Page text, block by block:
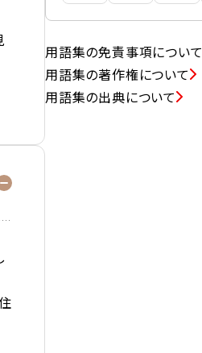
用語集の免責事項について
用語集の著作権について
用語集の出典について